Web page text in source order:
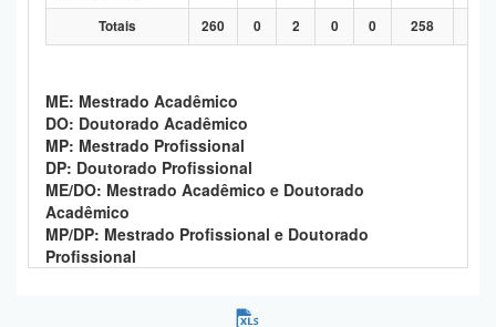
Totais 260 0 2 0 0 258
ME: Mestrado Acadêmico
DO: Doutorado Acadêmico
MP: Mestrado Profissional
DP: Doutorado Profissional
ME/DO: Mestrado Acadêmico e Doutorado
Acadêmico
MP/DP: Mestrado Profissional e Doutorado
Profissional